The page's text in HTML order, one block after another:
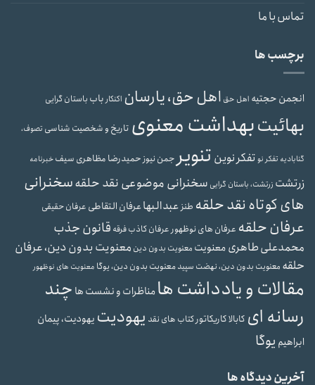
تماس با ما
برچسب ها
انجمن حجتیه اهل حق اهل حق، یارسان اکنکارباب باستان گرایی
بهائیتبهداشت معنوی تاریخ و شخصیت شناسی تصوف،
گنابادیه تفکر نوتفکر نوین تنویر جمن نیوزحمیدرضا مظاهری سیفخبرنامه
زرتشت زرتشت، باستان گرایی سخنرانی موضوعی نقد حلقهسخنرانی
های کوتاه نقد حلقه طنزعبدالبهاعرفان التقاطی عرفان حقیقی
عرفان حلقه عرفان های نوظهور عرفان کاذبفرقه قانون جذب
محمدعلی طاهریمعنویت معنویت بدون دین معنویت بدون دین، عرفان
حلقه معنویت بدون دین، نهضت سپیدمعنویت بدون دین، یوگا معنویت های نوظهور
مقالات و یادداشت هامناظرات و نشست ها چند
رسانه ای کابالاکاریکاتور کتاب های نقد یهودیت یهودیت، پیمان
ابراهیم یوگا
آخرین دیدگاه ها